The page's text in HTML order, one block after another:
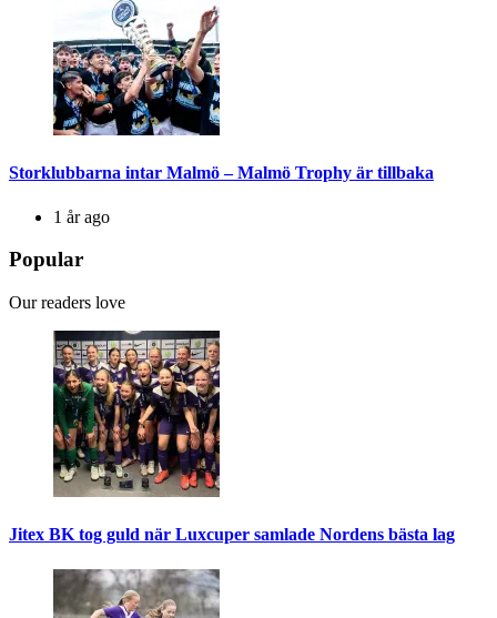
Storklubbarna intar Malmö – Malmö Trophy är tillbaka
1 år ago
Popular
Our readers love
Jitex BK tog guld när Luxcuper samlade Nordens bästa lag